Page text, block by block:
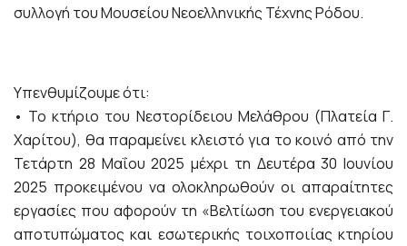
συλλογή του Μουσείου Νεοελληνικής Τέχνης Ρόδου.
Υπενθυμίζουμε ότι:
• Το κτήριο του Νεστορίδειου Μελάθρου (Πλατεία Γ.
Χαρίτου), θα παραμείνει κλειστό για το κοινό από την
Τετάρτη 28 Μαΐου 2025 μέχρι τη Δευτέρα 30 Ιουνίου
2025 προκειμένου να ολοκληρωθούν οι απαραίτητες
εργασίες που αφορούν τη «Βελτίωση του ενεργειακού
αποτυπώματος και εσωτερικής τοιχοποιίας κτηρίου